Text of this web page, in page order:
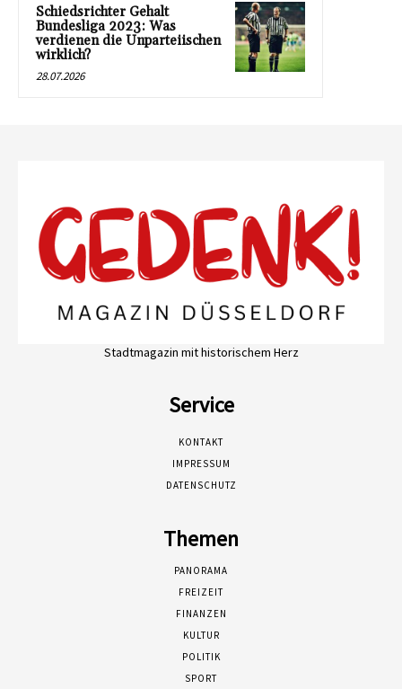
Schiedsrichter Gehalt
Bundesliga 2023: Was
verdienen die Unparteiischen
wirklich?
28.07.2026
Stadtmagazin mit historischem Herz
Service
KONTAKT
IMPRESSUM
DATENSCHUTZ
Themen
PANORAMA
FREIZEIT
FINANZEN
KULTUR
POLITIK
SPORT